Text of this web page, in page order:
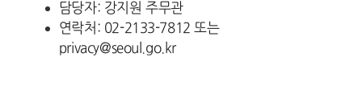
담당자: 강지원 주무관
연락처: 02-2133-7812 또는
privacy@seoul.go.kr